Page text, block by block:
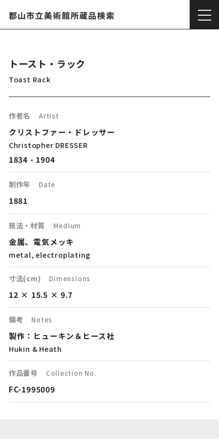
トースト・ラック
Toast Rack
作者名 Artist
クリストファー・ドレッサー
Christopher DRESSER
1834 - 1904
制作年 Date
1881
技法・材質 Medium
金属、電気メッキ
metal, electroplating
寸法(cm) Dimensions
12 × 15.5 × 9.7
備考 Notes
製作：ヒューキン＆ヒース社
Hukin & Heath
作品番号 Collection No.
FC-1995009